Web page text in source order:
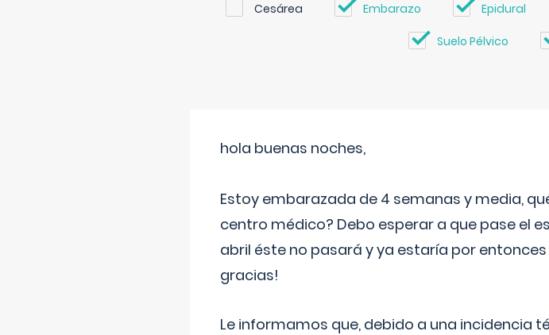
Cesárea Embarazo Epidural
Suelo Pélvico
hola buenas noches,
Estoy embarazada de 4 semanas y media,
centro médico? Debo esperar a que pase el
abril éste no pasará y ya estaría por
gracias!
Le informamos que, debido a una incidencia